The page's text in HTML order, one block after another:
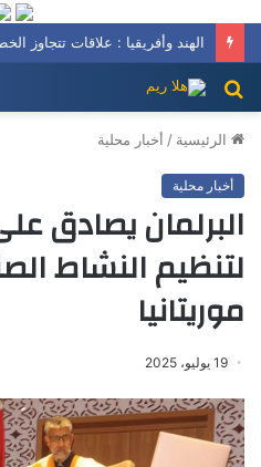
بحث
الرئيسية / أخبار محلية
أخبار محلية
البرلمان يصادق
لتنظيم النشاط
موريتانيا
19 يوليو، 2025